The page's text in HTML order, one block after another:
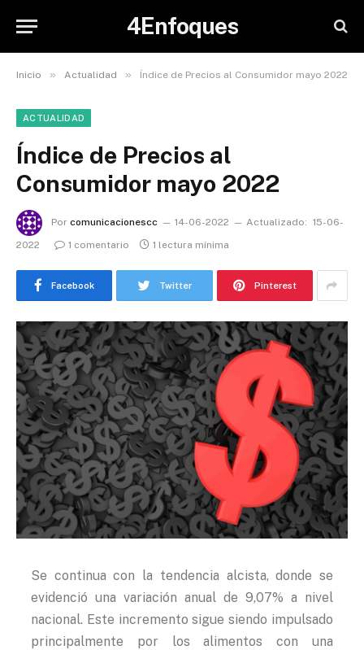
4Enfoques
Inicio » Actualidad » Índice de Precios al Consumidor mayo 2022
ACTUALIDAD
Índice de Precios al
Consumidor mayo 2022
Por comunicacionescc 14-06-2022 Actualizado: 15-06-
2022
1 comentario 1 lectura mínima
Facebook Twitter Pinterest
Se continua con la tendencia alcista, donde se
evidenció una variación anual de 9,07% a nivel
nacional. Este incremento sigue siendo impulsado
principalmente por los alimentos con una